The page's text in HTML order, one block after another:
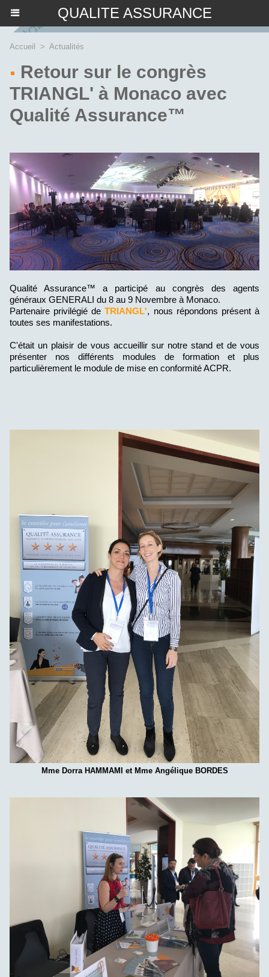
QUALITE ASSURANCE
Accueil > Actualités
Retour sur le congrès
TRIANGL' à Monaco avec
Qualité Assurance™
Qualité Assurance™ a participé au congrès des agents
généraux GENERALI du 8 au 9 Novembre à Monaco.
Partenaire privilégié de TRIANGL', nous répondons présent à
toutes ses manifestations.
C'était un plaisir de vous accueillir sur notre stand et de vous
présenter nos différents modules de formation et plus
particulièrement le module de mise en conformité ACPR.
Mme Dorra HAMMAMI et Mme Angélique BORDES